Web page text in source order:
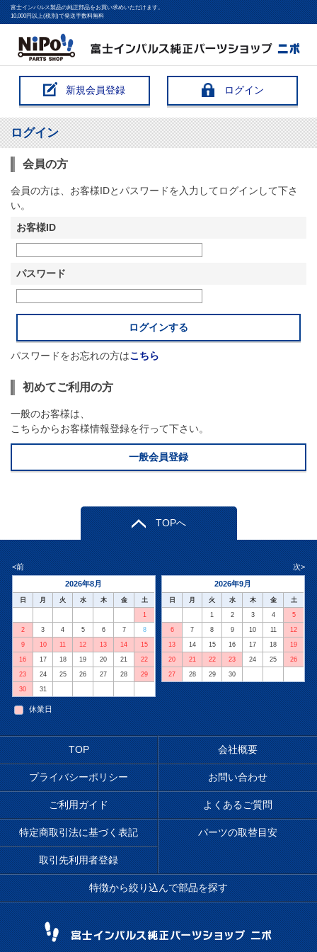
富士インパルス製品の純正部品をお買い求めいただけます。
10,000円以上(税別)で発送手数料無料
新規会員登録 ログイン
ログイン
会員の方
会員の方は、お客様IDとパスワードを入力してログインして下さ
い。
お客様ID
パスワード
パスワードをお忘れの方はこちら
初めてご利用の方
一般のお客様は、
こちらからお客様情報登録を行って下さい。
TOPへ
<前
次>
2026年8月
日 月 火 水 木 金 土
1
2 3 4 5 6 7 8
9 10 11 12 13 14 15
16 17 18 19 20 21 22
23 24 25 26 27 28 29
30 31
2026年9月
日 月 火 水 木 金 土
1 2 3 4 5
6 7 8 9 10 11 12
13 14 15 16 17 18 19
20 21 22 23 24 25 26
27 28 29 30
休業日
TOP 会社概要
プライバシーポリシー お問い合わせ
ご利用ガイド よくあるご質問
特定商取引法に基づく表記 パーツの取替目安
取引先利用者登録
特徴から絞り込んで部品を探す